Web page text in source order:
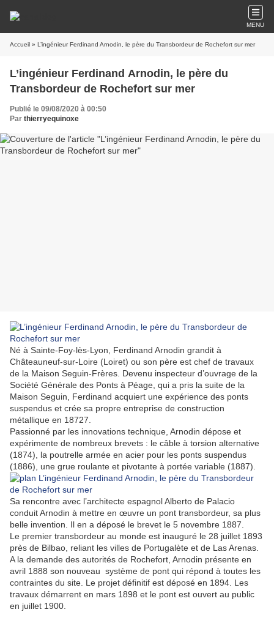
MENU
Accueil » L’ingénieur Ferdinand Arnodin, le père du Transbordeur de Rochefort sur mer
L’ingénieur Ferdinand Arnodin, le père du
Transbordeur de Rochefort sur mer
Publié le 09/08/2020 à 00:50
Par thierryequinoxe
Né à Sainte-Foy-lès-Lyon, Ferdinand Arnodin grandit à
Châteauneuf-sur-Loire (Loiret) ou son père est chef de travaux
de la Maison Seguin-Frères. Devenu inspecteur d’ouvrage de la
Société Générale des Ponts à Péage, qui a pris la suite de la
Maison Seguin, Ferdinand acquiert une expérience des ponts
suspendus et crée sa propre entreprise de construction
métallique en 18727.
Passionné par les innovations technique, Arnodin dépose et
expérimente de nombreux brevets : le câble à torsion alternative
(1874), la poutrelle armée en acier pour les ponts suspendus
(1886), une grue roulante et pivotante à portée variable (1887).
Sa rencontre avec l’architecte espagnol Alberto de Palacio
conduit Arnodin à mettre en œuvre un pont transbordeur, sa plus
belle invention. Il en a déposé le brevet le 5 novembre 1887.
Le premier transbordeur au monde est inauguré le 28 juillet 1893
près de Bilbao, reliant les villes de Portugalète et de Las Arenas.
A la demande des autorités de Rochefort, Arnodin présente en
avril 1888 son nouveau système de pont qui répond à toutes les
contraintes du site. Le projet définitif est déposé en 1894. Les
travaux démarrent en mars 1898 et le pont est ouvert au public
en juillet 1900.